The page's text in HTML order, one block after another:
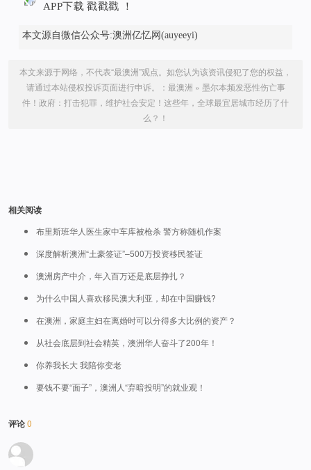
APP下载 戳戳戳 ！
本文源自微信公众号:澳洲亿忆网(auyeeyi)
本文来源于网络，不代表“最澳洲”观点。如您认为该资讯侵犯了您的权益，
请通过本站侵权投诉页面进行申诉。： 最澳洲 » 墨尔本频发恶性伤亡事
件！政府：打击犯罪，维护社会安定！这些年，全球最宜居城市经历了什
么？！
相关阅读
布里斯班华人医生家中车库被枪杀 警方称随机作案
深度解析澳洲“土豪签证”–500万投资移民签证
澳洲房产中介，年入百万还是底层挣扎？
为什么中国人喜欢移民澳大利亚，却在中国赚钱?
在澳洲，家庭主妇在离婚时可以分得多大比例的资产？
从社会底层到社会精英，澳洲华人奋斗了200年！
你养我长大 我陪你变老
要钱不要“面子”，澳洲人“弃暗投明”的就业观！
评论0